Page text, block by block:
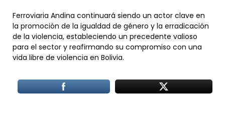
Ferroviaria Andina continuará siendo un actor clave en
la promoción de la igualdad de género y la erradicación
de la violencia, estableciendo un precedente valioso
para el sector y reafirmando su compromiso con una
vida libre de violencia en Bolivia.